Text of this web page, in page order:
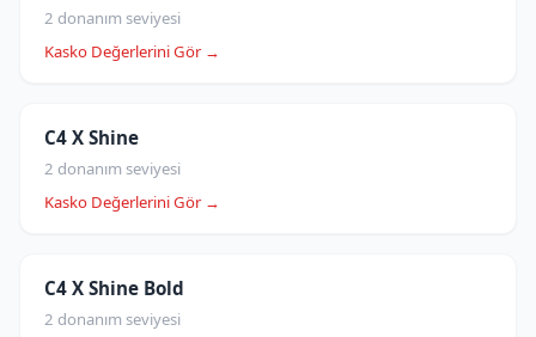
2 donanım seviyesi
Kasko Değerlerini Gör →
C4 X Shine
2 donanım seviyesi
Kasko Değerlerini Gör →
C4 X Shine Bold
2 donanım seviyesi